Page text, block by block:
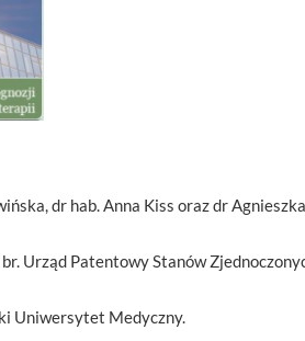
dr hab. Anna Kiss oraz dr
Urząd Patentowy Stanów
Uniwersytet Medyczny.